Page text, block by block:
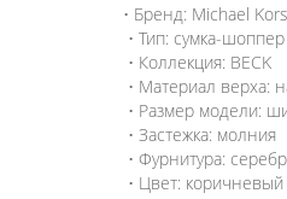
• Бренд: Michael
• Тип: сумка-шоппер
• Коллекция: BECK
• Материал верха:
• Размер модели:
• Застежка: молния
• Фурнитура:
• Цвет: коричневый